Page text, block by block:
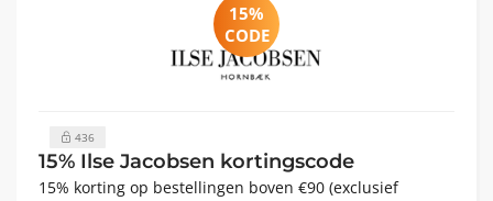
15%
CODE
436
15% Ilse Jacobsen kortingscode
15% korting op bestellingen boven €90 (exclusief